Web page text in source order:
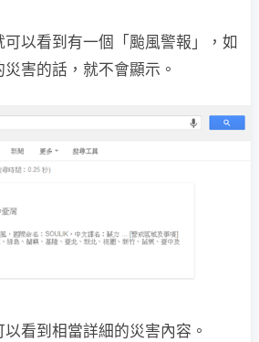
以看到有一個「颱風警報」，如
害的話，就不會顯示。
看到相當詳細的災害內容。